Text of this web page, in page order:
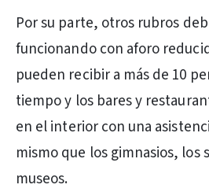
Por su parte, otros rubros
funcionando con aforo
pueden recibir a más de 10
tiempo y los bares y
en el interior con una
mismo que los gimnasios, los
museos.